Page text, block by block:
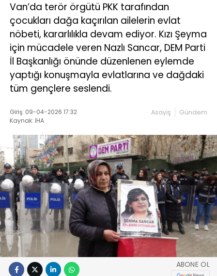
Van’da terör örgütü PKK tarafından
çocukları dağa kaçırılan ailelerin evlat
nöbeti, kararlılıkla devam ediyor. Kızı Şeyma
için mücadele veren Nazlı Sancar, DEM Parti
İl Başkanlığı önünde düzenlenen eylemde
yaptığı konuşmayla evlatlarına ve dağdaki
tüm gençlere seslendi.
Giriş: 09-04-2026 17:32
Kaynak: İHA
Asayiş Gündem
ABONE OL